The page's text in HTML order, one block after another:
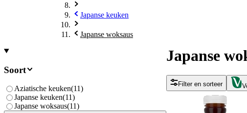
Japanse keuken
Japanse woksaus
Soort
Aziatische keuken(11)
Japanse keuken(11)
Japanse woksaus(11)
Japanse
Filter en sorteer